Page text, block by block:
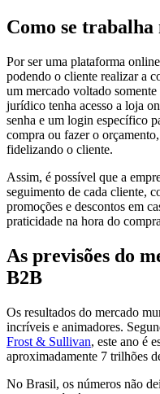
Como se
Por ser uma plataforma
podendo o cliente realizar a
um mercado voltado
jurídico tenha acesso a loja
senha e um login específico
compra ou fazer o
fidelizando o cliente.
Assim, é possível que a
seguimento de cada cliente,
promoções e descontos em
praticidade na hora do
As previsões do
B2B
Os resultados do mercado
incríveis e animadores.
Frost & Sullivan, este ano é
aproximadamente 7 trilhões
No Brasil, os números não